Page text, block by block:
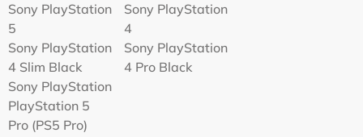
Sony PlayStation
5
Sony PlayStation
4
Sony PlayStation
4 Slim Black
Sony PlayStation
4 Pro Black
Sony PlayStation
PlayStation 5
Pro (PS5 Pro)